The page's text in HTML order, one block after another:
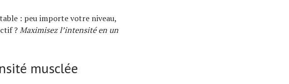
: peu importe votre niveau,
?Maximisez l’intensité en un
musclée